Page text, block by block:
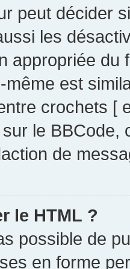
peut décider
les
appropriée
même est
crochets [
sur le
de
le HTML ?
possible de
en forme